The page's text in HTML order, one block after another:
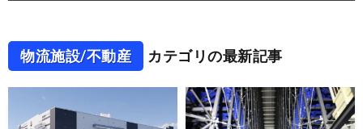
物流施設/不動産 カテゴリの最新記事